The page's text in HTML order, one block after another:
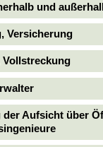
und
Versicherung
der Aufsicht über